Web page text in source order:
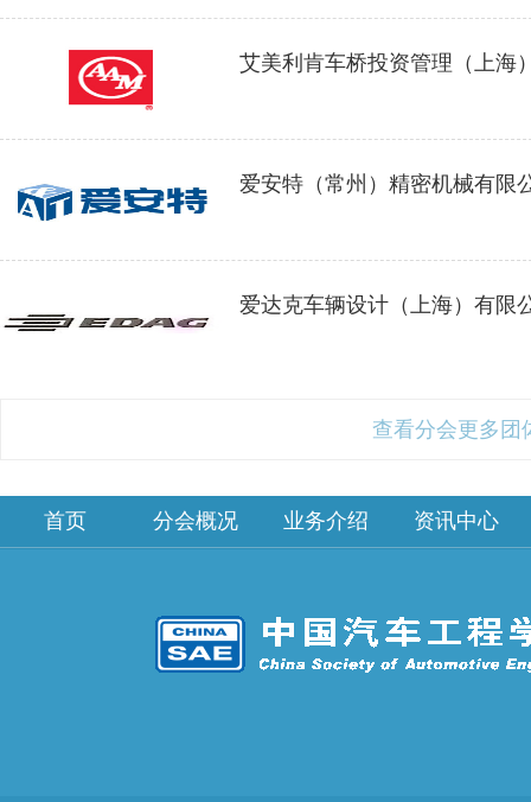
艾美利肯车桥投资管理（上海
爱安特（常州）精密机械有限
爱达克车辆设计（上海）有限
查看分会更多团
首页 分会概况 业务介绍 资讯中心